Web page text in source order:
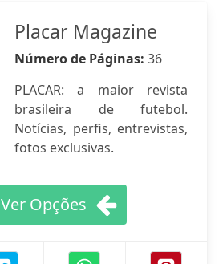
Placar Magazine
Número de Páginas: 36
PLACAR: a maior revista
brasileira de futebol.
Notícias, perfis, entrevistas,
fotos exclusivas.
Ver Opções